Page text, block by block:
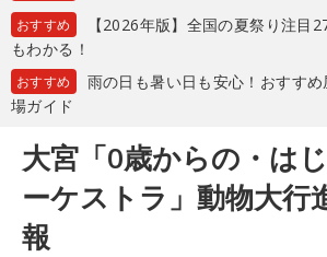
おすすめ
【2026年版】全国の夏祭り注目
もわかる！
おすすめ
雨の日も暑い日も安心！おすす
場ガイド
大宮「0歳からの・は
ーケストラ」動物大行
報